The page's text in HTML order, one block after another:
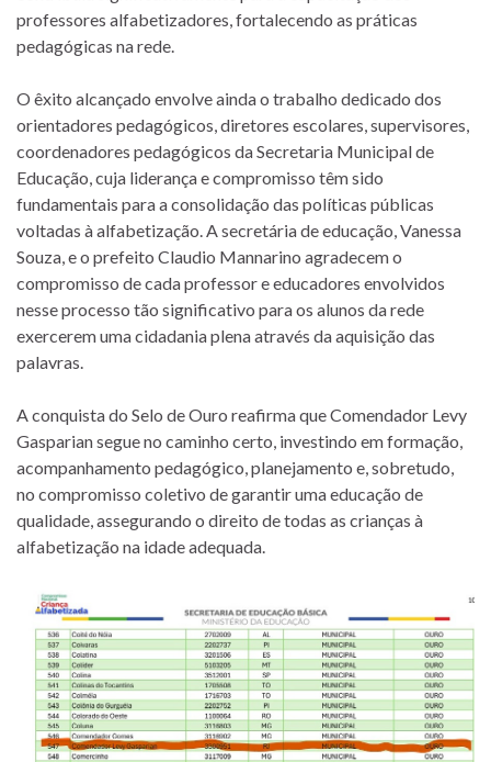
professores alfabetizadores, fortalecendo as práticas
pedagógicas na rede.
O êxito alcançado envolve ainda o trabalho dedicado dos
orientadores pedagógicos, diretores escolares, supervisores,
coordenadores pedagógicos da Secretaria Municipal de
Educação, cuja liderança e compromisso têm sido
fundamentais para a consolidação das políticas públicas
voltadas à alfabetização. A secretária de educação, Vanessa
Souza, e o prefeito Claudio Mannarino agradecem o
compromisso de cada professor e educadores envolvidos
nesse processo tão significativo para os alunos da rede
exercerem uma cidadania plena através da aquisição das
palavras.
A conquista do Selo de Ouro reafirma que Comendador Levy
Gasparian segue no caminho certo, investindo em formação,
acompanhamento pedagógico, planejamento e, sobretudo,
no compromisso coletivo de garantir uma educação de
qualidade, assegurando o direito de todas as crianças à
alfabetização na idade adequada.